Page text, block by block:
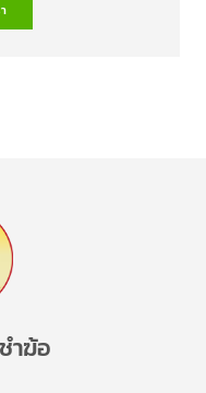
ำฆ้อ